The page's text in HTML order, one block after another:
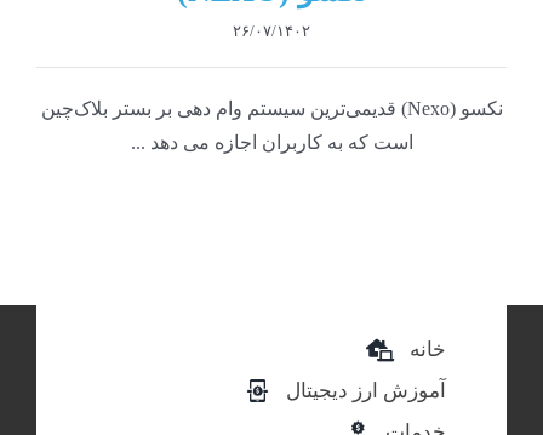
۲۶/۰۷/۱۴۰۲
نکسو (Nexo) قدیمی‌ترین سیستم وام دهی بر بستر بلاک‌چین
است که به کاربران اجازه می دهد ...
خانه
آموزش ارز دیجیتال